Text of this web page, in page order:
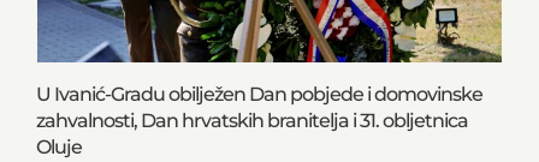
U Ivanić-Gradu obilježen Dan pobjede i domovinske
zahvalnosti, Dan hrvatskih branitelja i 31. obljetnica
Oluje